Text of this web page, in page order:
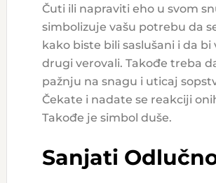
Čuti ili napraviti eho u svom
simbolizuje vašu potrebu da
kako biste bili saslušani i da bi
drugi verovali. Takođe treba
pažnju na snagu i uticaj
Čekate i nadate se reakciji
Takođe je simbol duše.
Sanjati